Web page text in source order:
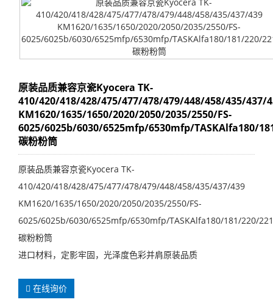
原装品质兼容京瓷Kyocera TK-
410/420/418/428/475/477/478/479/448/458/435/437/
KM1620/1635/1650/2020/2050/2035/2550/FS-
6025/6025b/6030/6525mfp/6530mfp/TASKAlfa180/
碳粉粉筒
原装品质兼容京瓷Kyocera TK-
410/420/418/428/475/477/478/479/448/458/435/437/439
KM1620/1635/1650/2020/2050/2035/2550/FS-
6025/6025b/6030/6525mfp/6530mfp/TASKAlfa180/181/220/221
碳粉粉筒
进口材料，定影牢固，光泽度色彩并肩原装品质
在线询价